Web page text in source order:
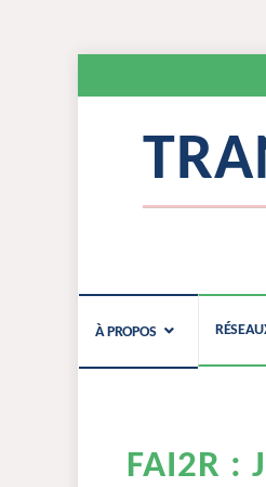
contenu
À PROPOS
FAI2R :